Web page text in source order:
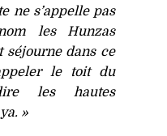
ne s’appelle pas
les Hunzas
séjourne dans ce
le toit du
les hautes
»